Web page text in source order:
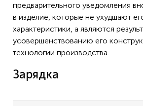
предварительного уведомления
в изделие, которые не ухудшают
характеристики, а являются
усовершенствованию его
технологии производства.
Зарядка